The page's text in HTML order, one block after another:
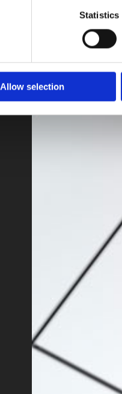
Statistics
Allow selection